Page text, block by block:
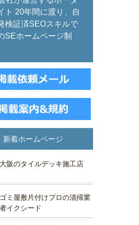
ト 20年間に渡り、自
検証済SEOスキルで
SEホームページ制
新着ホームページ
大阪のタイルデッキ施工店
ゴミ屋敷片付けプロの清掃業
者イクシード